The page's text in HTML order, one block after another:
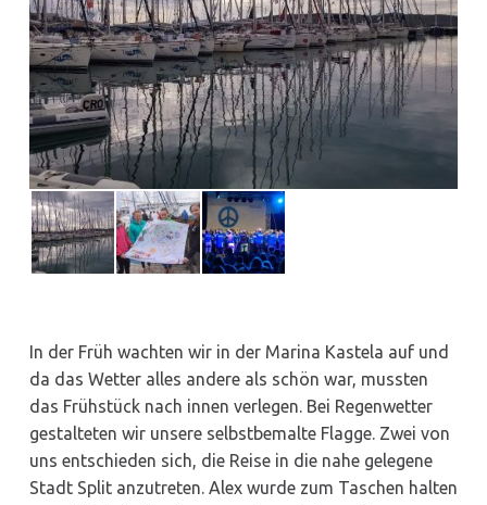
In der Früh wachten wir in der Marina Kastela auf und
da das Wetter alles andere als schön war, mussten
das Frühstück nach innen verlegen. Bei Regenwetter
gestalteten wir unsere selbstbemalte Flagge. Zwei von
uns entschieden sich, die Reise in die nahe gelegene
Stadt Split anzutreten. Alex wurde zum Taschen halten